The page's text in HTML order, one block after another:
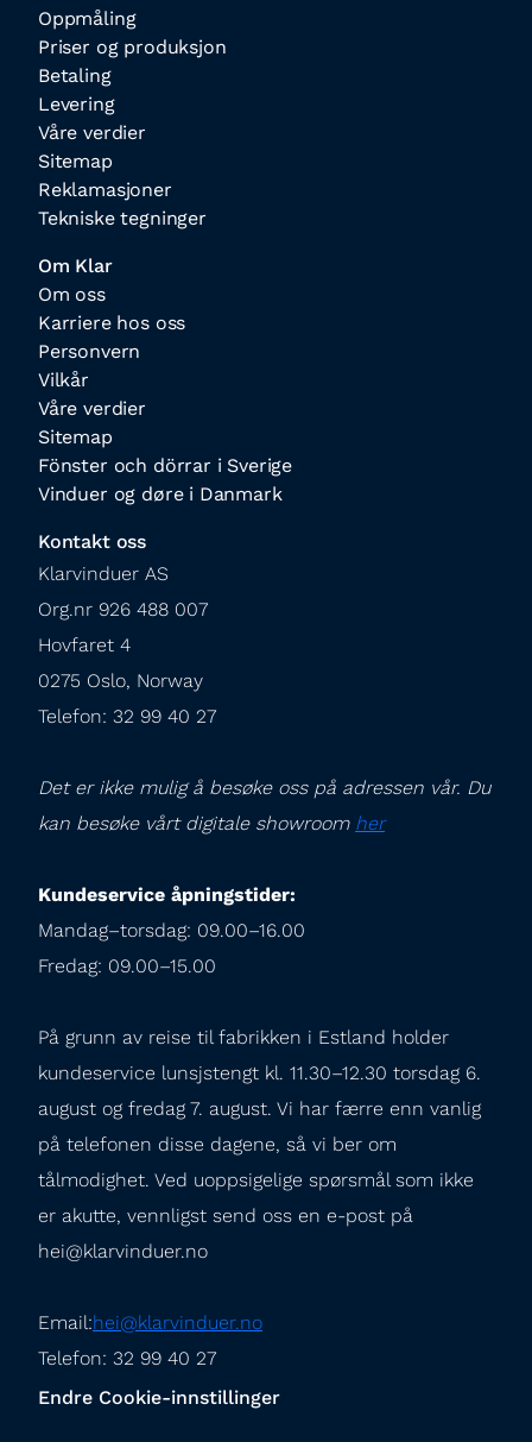
Oppmåling
Priser og produksjon
Betaling
Levering
Våre verdier
Sitemap
Reklamasjoner
Tekniske tegninger
Om Klar
Om oss
Karriere hos oss
Personvern
Vilkår
Våre verdier
Sitemap
Fönster och dörrar i Sverige
Vinduer og døre i Danmark
Kontakt oss
Klarvinduer AS
Org.nr 926 488 007
Hovfaret 4
0275 Oslo, Norway
Telefon: 32 99 40 27
Det er ikke mulig å besøke oss på adressen vår. Du
kan besøke vårt digitale showroom her
Kundeservice åpningstider:
Mandag–torsdag: 09.00–16.00
Fredag: 09.00–15.00
På grunn av reise til fabrikken i Estland holder
kundeservice lunsjstengt kl. 11.30–12.30 torsdag 6.
august og fredag 7. august. Vi har færre enn vanlig
på telefonen disse dagene, så vi ber om
tålmodighet. Ved uoppsigelige spørsmål som ikke
er akutte, vennligst send oss en e-post på
hei@klarvinduer.no
Email:hei@klarvinduer.no
Telefon: 32 99 40 27
Endre Cookie-innstillinger